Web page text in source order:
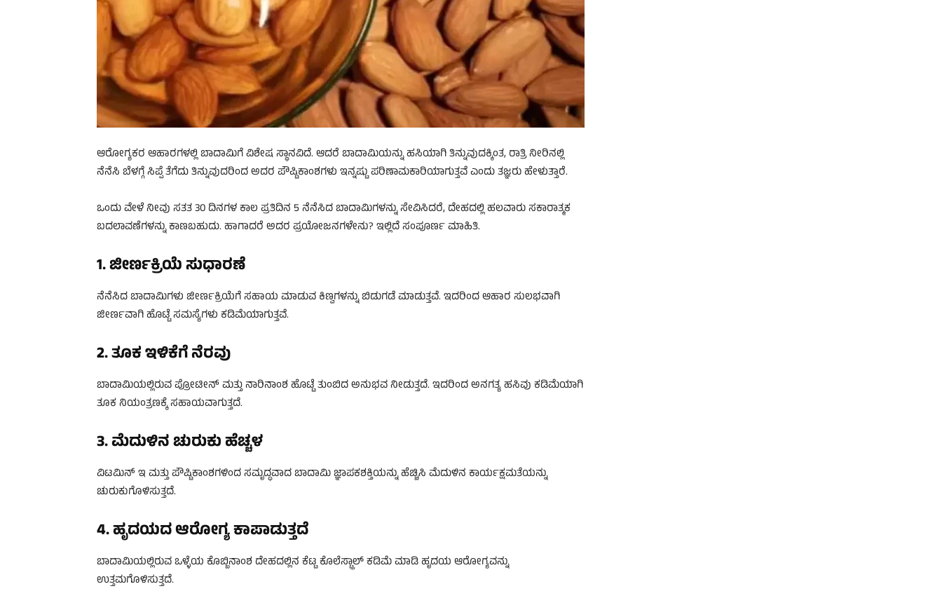
ಆರೋಗ್ಯಕರ ಆಹಾರಗಳಲ್ಲಿ ಬಾದಾಮಿಗೆ ವಿಶೇಷ ಸ್ಥಾನವಿದೆ. ಆದರೆ ಬಾದಾಮಿಯನ್ನು ಹಸಿಯಾಗಿ ತಿನ್ನುವುದಕ್ಕಿಂತ, ರಾತ್ರಿ ನೀರಿನಲ್ಲಿ
ನೆನೆಸಿ ಬೆಳಗ್ಗೆ ಸಿಪ್ಪೆ ತೆಗೆದು ತಿನ್ನುವುದರಿಂದ ಅದರ ಪೌಷ್ಟಿಕಾಂಶಗಳು ಇನ್ನಷ್ಟು ಪರಿಣಾಮಕಾರಿಯಾಗುತ್ತವೆ ಎಂದು ತಜ್ಞರು ಹೇಳುತ್ತಾರೆ.
ಒಂದು ವೇಳೆ ನೀವು ಸತತ 30 ದಿನಗಳ ಕಾಲ ಪ್ರತಿದಿನ 5 ನೆನೆಸಿದ ಬಾದಾಮಿಗಳನ್ನು ಸೇವಿಸಿದರೆ, ದೇಹದಲ್ಲಿ ಹಲವಾರು ಸಕಾರಾತ್ಮಕ
ಬದಲಾವಣೆಗಳನ್ನು ಕಾಣಬಹುದು. ಹಾಗಾದರೆ ಅದರ ಪ್ರಯೋಜನಗಳೇನು? ಇಲ್ಲಿದೆ ಸಂಪೂರ್ಣ ಮಾಹಿತಿ.
1. ಜೀರ್ಣಕ್ರಿಯೆ ಸುಧಾರಣೆ
ನೆನೆಸಿದ ಬಾದಾಮಿಗಳು ಜೀರ್ಣಕ್ರಿಯೆಗೆ ಸಹಾಯ ಮಾಡುವ ಕಿಣ್ವಗಳನ್ನು ಬಿಡುಗಡೆ ಮಾಡುತ್ತವೆ. ಇದರಿಂದ ಆಹಾರ ಸುಲಭವಾಗಿ
ಜೀರ್ಣವಾಗಿ ಹೊಟ್ಟೆ ಸಮಸ್ಯೆಗಳು ಕಡಿಮೆಯಾಗುತ್ತವೆ.
2. ತೂಕ ಇಳಿಕೆಗೆ ನೆರವು
ಬಾದಾಮಿಯಲ್ಲಿರುವ ಪ್ರೋಟೀನ್ ಮತ್ತು ನಾರಿನಾಂಶ ಹೊಟ್ಟೆ ತುಂಬಿದ ಅನುಭವ ನೀಡುತ್ತದೆ. ಇದರಿಂದ ಅನಗತ್ಯ ಹಸಿವು ಕಡಿಮೆಯಾಗಿ
ತೂಕ ನಿಯಂತ್ರಣಕ್ಕೆ ಸಹಾಯವಾಗುತ್ತದೆ.
3. ಮೆದುಳಿನ ಚುರುಕು ಹೆಚ್ಚಳ
ವಿಟಮಿನ್ ಇ ಮತ್ತು ಪೌಷ್ಟಿಕಾಂಶಗಳಿಂದ ಸಮೃದ್ಧವಾದ ಬಾದಾಮಿ ಜ್ಞಾಪಕಶಕ್ತಿಯನ್ನು ಹೆಚ್ಚಿಸಿ ಮೆದುಳಿನ ಕಾರ್ಯಕ್ಷಮತೆಯನ್ನು
ಚುರುಕುಗೊಳಿಸುತ್ತದೆ.
4. ಹೃದಯದ ಆರೋಗ್ಯ ಕಾಪಾಡುತ್ತದೆ
ಬಾದಾಮಿಯಲ್ಲಿರುವ ಒಳ್ಳೆಯ ಕೊಬ್ಬಿನಾಂಶ ದೇಹದಲ್ಲಿನ ಕೆಟ್ಟ ಕೊಲೆಸ್ಟ್ರಾಲ್ ಕಡಿಮೆ ಮಾಡಿ ಹೃದಯ ಆರೋಗ್ಯವನ್ನು
ಉತ್ತಮಗೊಳಿಸುತ್ತದೆ.